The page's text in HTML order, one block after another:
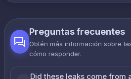
Preguntas frecuentes
Obtén más información sobre
cómo responder.
Did these leaks come from